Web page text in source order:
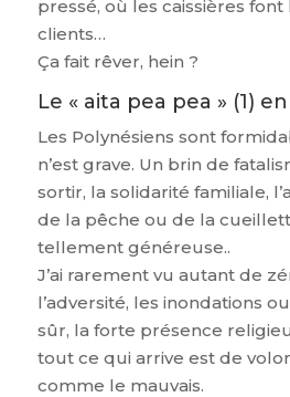
pressé, où les caissières
clients…
Ça fait rêver, hein ?
Le « aita pea pea » (1)
Les Polynésiens sont
n’est grave. Un brin de
sortir, la solidarité familiale,
de la pêche ou de la
tellement généreuse..
J’ai rarement vu autant de
l’adversité, les inondations
sûr, la forte présence
tout ce qui arrive est de
comme le mauvais.